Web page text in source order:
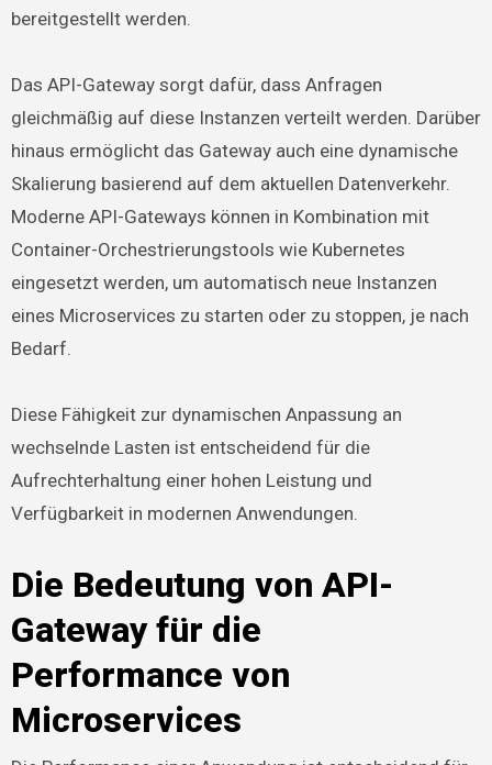
bereitgestellt werden.
Das API-Gateway sorgt dafür, dass Anfragen
gleichmäßig auf diese Instanzen verteilt werden. Darüber
hinaus ermöglicht das Gateway auch eine dynamische
Skalierung basierend auf dem aktuellen Datenverkehr.
Moderne API-Gateways können in Kombination mit
Container-Orchestrierungstools wie Kubernetes
eingesetzt werden, um automatisch neue Instanzen
eines Microservices zu starten oder zu stoppen, je nach
Bedarf.
Diese Fähigkeit zur dynamischen Anpassung an
wechselnde Lasten ist entscheidend für die
Aufrechterhaltung einer hohen Leistung und
Verfügbarkeit in modernen Anwendungen.
Die Bedeutung von API-
Gateway für die
Performance von
Microservices